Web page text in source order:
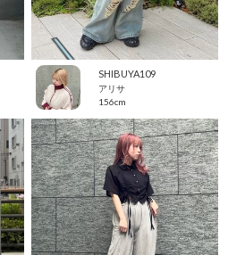
SHIBUYA109
アリサ
156cm